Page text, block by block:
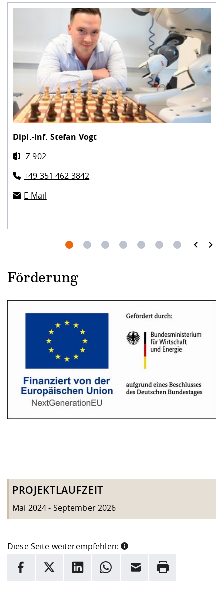
Dipl.-Inf. Stefan Vogt
Z 902
+49 351 462 3842
E-Mail
prev next
Förderung
PROJEKTLAUFZEIT
Mai 2024 - September 2026
Diese Seite weiterempfehlen:
INFORMATION
Facebook
X LinkedInWhatsappE-Mail Drucken